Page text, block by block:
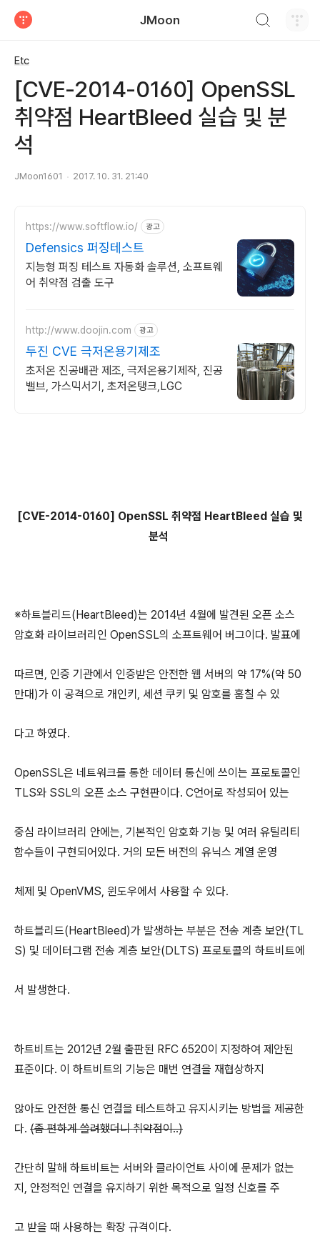
JMoon
Etc
[CVE-2014-0160] OpenSSL
취약점 HeartBleed 실습 및 분
석
JMoon1601 2017. 10. 31. 21:40
https://www.softflow.io/ 광고
Defensics 퍼징테스트
지능형 퍼징 테스트 자동화 솔루션, 소프트웨
어 취약점 검출 도구
http://www.doojin.com 광고
두진 CVE 극저온용기제조
초저온 진공배관 제조, 극저온용기제작, 진공
밸브, 가스믹서기, 초저온탱크,LGC
[CVE-2014-0160] OpenSSL 취약점 HeartBleed 실습 및
분석
※하트블리드(HeartBleed)는 2014년 4월에 발견된 오픈 소스
암호화 라이브러리인 OpenSSL의 소프트웨어 버그이다. 발표에
따르면, 인증 기관에서 인증받은 안전한 웹 서버의 약 17%(약 50
만대)가 이 공격으로 개인키, 세션 쿠키 및 암호를 훔칠 수 있
다고 하였다.
OpenSSL은 네트워크를 통한 데이터 통신에 쓰이는 프로토콜인
TLS와 SSL의 오픈 소스 구현판이다. C언어로 작성되어 있는
중심 라이브러리 안에는, 기본적인 암호화 기능 및 여러 유틸리티
함수들이 구현되어있다. 거의 모든 버전의 유닉스 계열 운영
체제 및 OpenVMS, 윈도우에서 사용할 수 있다.
하트블리드(HeartBleed)가 발생하는 부분은 전송 계층 보안(TL
S) 및 데이터그램 전송 계층 보안(DLTS) 프로토콜의 하트비트에
서 발생한다.
하트비트는 2012년 2월 출판된 RFC 6520이 지정하여 제안된
표준이다. 이 하트비트의 기능은 매번 연결을 재협상하지
않아도 안전한 통신 연결을 테스트하고 유지시키는 방법을 제공한
다. (좀 편하게 쓸려했더니 취약점이..)
간단히 말해 하트비트는 서버와 클라이언트 사이에 문제가 없는
지, 안정적인 연결을 유지하기 위한 목적으로 일정 신호를 주
고 받을 때 사용하는 확장 규격이다.